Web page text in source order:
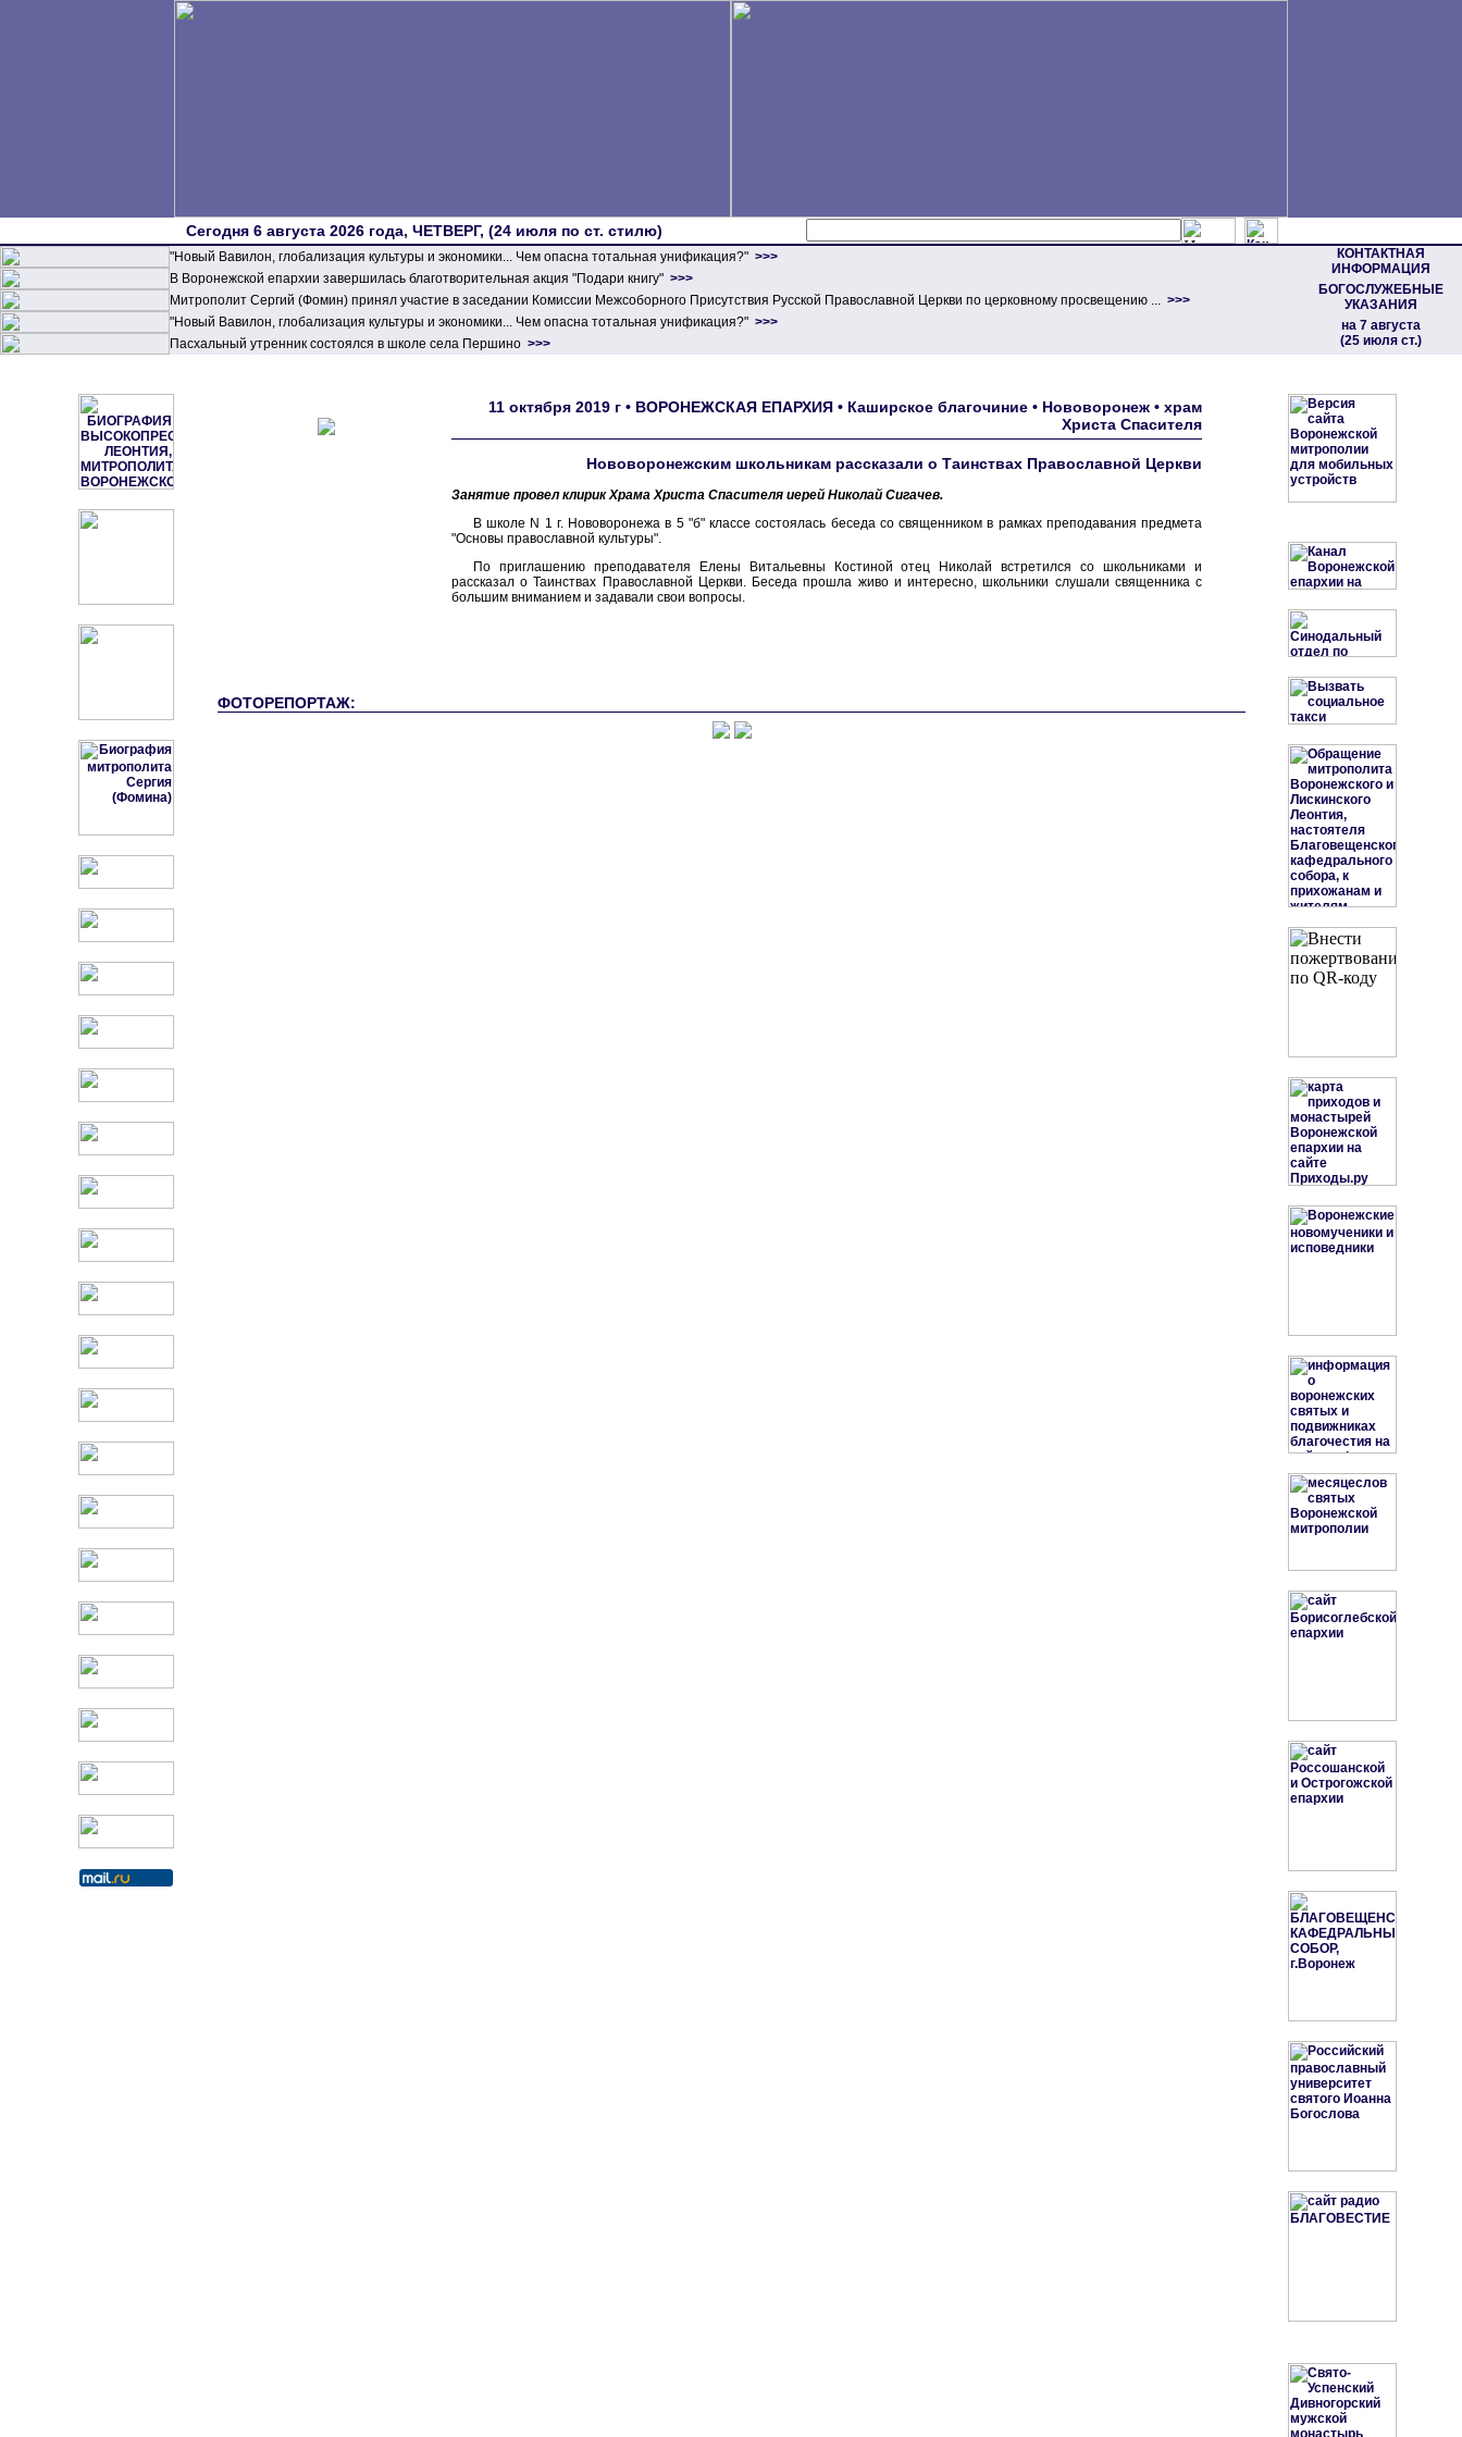
Сегодня 6 августа 2026 года, ЧЕТВЕРГ, (24 июля по ст. стилю)
"Новый Вавилон, глобализация культуры и экономики... Чем опасна тотальная унификация?" >>>
КОНТАКТНАЯ
ИНФОРМАЦИЯ
БОГОСЛУЖЕБНЫЕ
УКАЗАНИЯ
на 7 августа
(25 июля ст.)
В Воронежской епархии завершилась благотворительная акция "Подари книгу" >>>
Митрополит Сергий (Фомин) принял участие в заседании Комиссии Межсоборного Присутствия Русской Православной Церкви по церковному просвещению ... >>>
"Новый Вавилон, глобализация культуры и экономики... Чем опасна тотальная унификация?" >>>
Пасхальный утренник состоялся в школе села Першино >>>
11 октября 2019 г • ВОРОНЕЖСКАЯ ЕПАРХИЯ • Каширское благочиние • Hововоpонеж • хpам
Хpиста Спасителя
Нововоронежским школьникам рассказали о Таинствах Православной Церкви
Занятие провел клирик Храма Христа Спасителя иерей Николай Сигачев.
В школе N 1 г. Нововоронежа в 5 "б" классе состоялась беседа со священником в рамках преподавания предмета
"Основы православной культуры".
По приглашению преподавателя Елены Витальевны Костиной отец Николай встретился со школьниками и
рассказал о Таинствах Православной Церкви. Беседа прошла живо и интересно, школьники слушали священника с
большим вниманием и задавали свои вопросы.
ФОТОРЕПОРТАЖ: